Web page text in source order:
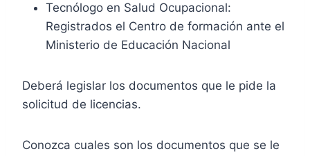
Tecnólogo en Salud Ocupacional:
Registrados el Centro de formación ante el
Ministerio de Educación Nacional
Deberá legislar los documentos que le pide la
solicitud de licencias.
Conozca cuales son los documentos que se le